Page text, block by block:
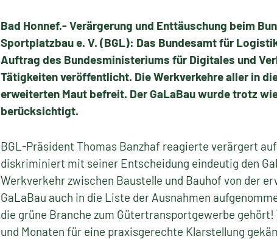
Bad Honnef.- Verärgerung und Enttäuschung beim
Sportplatzbau e. V. (BGL): Das Bundesamt für
Auftrag des Bundesministeriums für Digitales und
Tätigkeiten veröffentlicht. Die Werkverkehre aller in
erweiterten Maut befreit. Der GaLaBau wurde trotz
berücksichtigt.
BGL-Präsident Thomas Banzhaf reagierte verärgert
diskriminiert mit seiner Entscheidung eindeutig den
Werkverkehr zwischen Baustelle und Bauhof von der
GaLaBau auch in die Liste der Ausnahmen
die grüne Branche zum Gütertransportgewerbe
und Monaten für eine praxisgerechte Klarstellung